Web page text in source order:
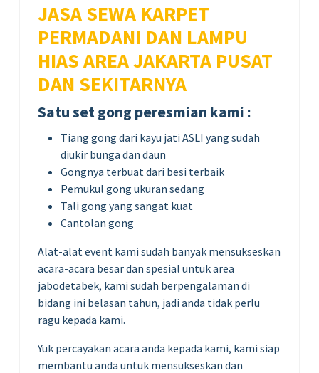
JASA SEWA KARPET
PERMADANI DAN LAMPU
HIAS AREA JAKARTA PUSAT
DAN SEKITARNYA
Satu set gong peresmian kami :
Tiang gong dari kayu jati ASLI yang sudah
diukir bunga dan daun
Gongnya terbuat dari besi terbaik
Pemukul gong ukuran sedang
Tali gong yang sangat kuat
Cantolan gong
Alat-alat event kami sudah banyak mensukseskan
acara-acara besar dan spesial untuk area
jabodetabek, kami sudah berpengalaman di
bidang ini belasan tahun, jadi anda tidak perlu
ragu kepada kami.
Yuk percayakan acara anda kepada kami, kami siap
membantu anda untuk mensukseskan dan